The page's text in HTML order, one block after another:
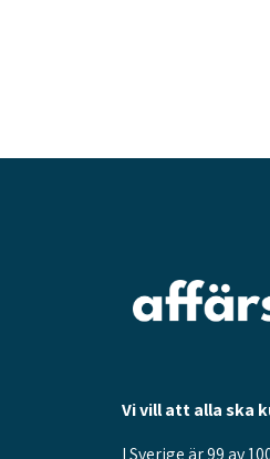
Vi vill att alla ska